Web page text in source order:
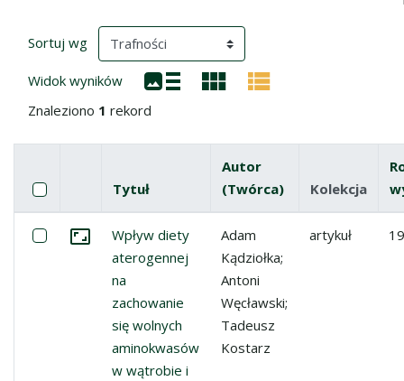
Wyniki wyszukiwania
Sortuj wg (automatyczne przeładowanie treści)
Widok wyników
Znaleziono 1 rekord
Lista pozycji
Pole wyboru
Zaznacz wszystkie pozycje
Miniatura
Tytuł
Autor
(Twórca)
Kolekcja
Zaznacz: Wpływ diety aterogennej na zachowanie się
Przejdź do zbioru
Wpływ diety
aterogennej
na
zachowanie
się wolnych
aminokwasów
w wątrobie i
Adam
Kądziołka;
Antoni
Węcławski;
Tadeusz
Kostarz
artykuł